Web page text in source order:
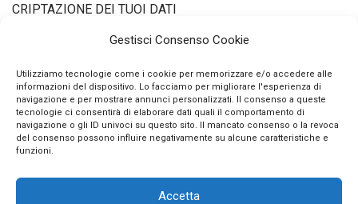
Gestisci Consenso Cookie
Utilizziamo tecnologie come i cookie per memorizzare e/o accedere alle
informazioni del dispositivo. Lo facciamo per migliorare l'esperienza di
navigazione e per mostrare annunci personalizzati. Il consenso a queste
tecnologie ci consentirà di elaborare dati quali il comportamento di
navigazione o gli ID univoci su questo sito. Il mancato consenso o la revoca
del consenso possono influire negativamente su alcune caratteristiche e
funzioni.
Accetta
CRIPTAZIONE DEI TUOI DATI
chiave pubblica a 2048 bits e algoritmo di hashing sha256.
Questo vuol dire che nessuno può intercettare e decifrare i tuoi
dati qui, qualunque essi siano.